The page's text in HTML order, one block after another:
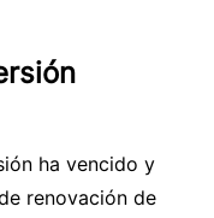
ha vencido y
renovación de